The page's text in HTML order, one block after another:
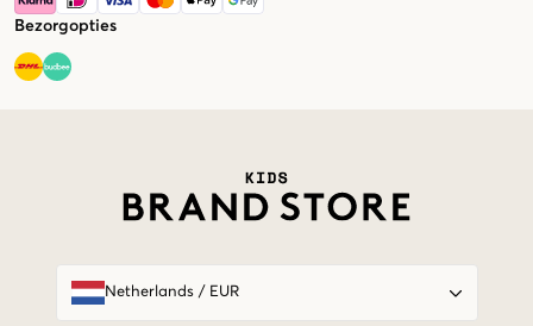
Bezorgopties
Netherlands/ EUR